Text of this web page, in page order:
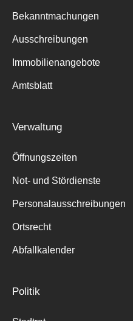
Bekanntmachungen
Ausschreibungen
Immobilienangebote
Amtsblatt
Verwaltung
Öffnungszeiten
Not- und Stördienste
Personalausschreibungen
Ortsrecht
Abfallkalender
Politik